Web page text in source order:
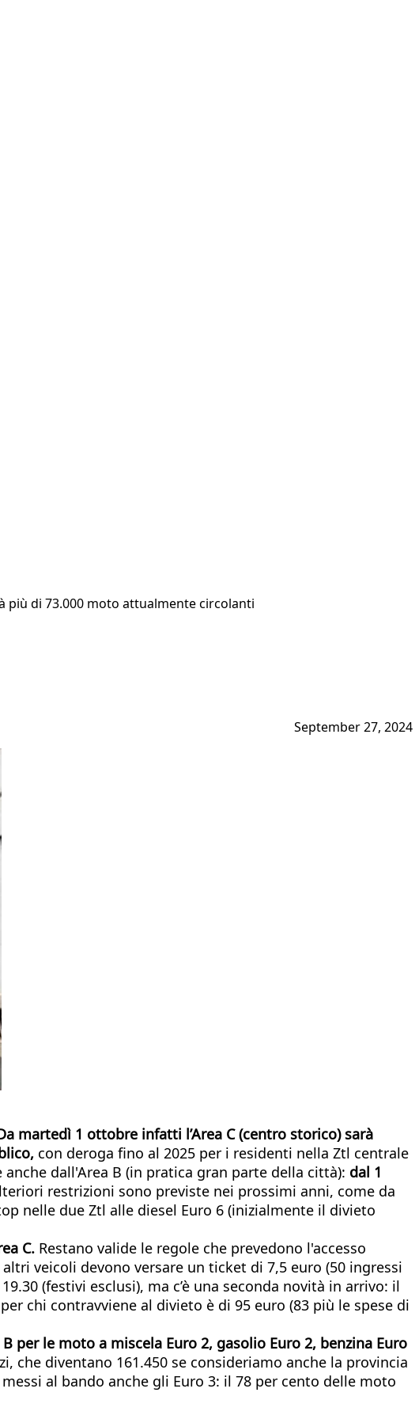
più di 73.000 moto attualmente circolanti
September 27, 2024
martedì 1 ottobre infatti l’Area C (centro storico) sarà
con deroga fino al 2025 per i residenti nella Ztl centrale
dall'Area B (in pratica gran parte della città): dal 1
restrizioni sono previste nei prossimi anni, come da
nelle due Ztl alle diesel Euro 6 (inizialmente il divieto
C. Restano valide le regole che prevedono l'accesso
veicoli devono versare un ticket di 7,5 euro (50 ingressi
(festivi esclusi), ma c’è una seconda novità in arrivo: il
chi contravviene al divieto è di 95 euro (83 più le spese di
per le moto a miscela Euro 2, gasolio Euro 2, benzina Euro
diventano 161.450 se consideriamo anche la provincia
al bando anche gli Euro 3: il 78 per cento delle moto